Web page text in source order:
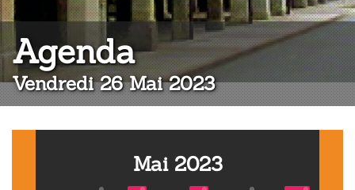
Agenda:
Vendredi 26 Mai 2023
Mai 2023